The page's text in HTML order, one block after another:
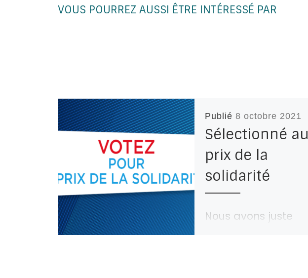
VOUS POURREZ AUSSI ÊTRE INTÉRESSÉ PAR
Publié8 octobre 2021
Sélectionné au
prix de la
solidarité
Nous avons juste